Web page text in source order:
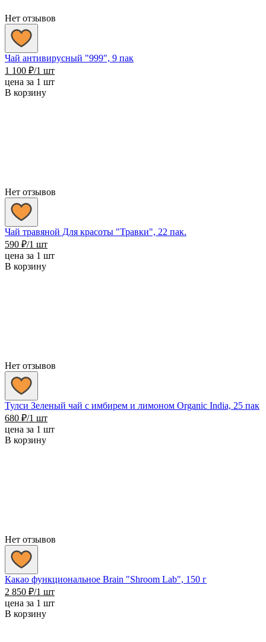
Нет отзывов
Чай антивирусный "999", 9 пак
1 100 ₽/1 шт
цена за 1 шт
В корзину
Нет отзывов
Чай травяной Для красоты "Травки", 22 пак.
590 ₽/1 шт
цена за 1 шт
В корзину
Нет отзывов
Тулси Зеленый чай с имбирем и лимоном Organic India, 25 пак
680 ₽/1 шт
цена за 1 шт
В корзину
Нет отзывов
Какао функциональное Brain "Shroom Lab", 150 г
2 850 ₽/1 шт
цена за 1 шт
В корзину